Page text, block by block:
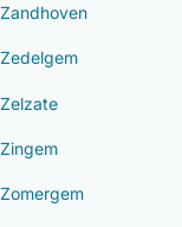
Zandhoven
Zedelgem
Zelzate
Zingem
Zomergem